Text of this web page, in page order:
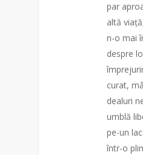
par
altă
n-o mai
despre
curat,
dealuri
umblă
pe-un
într-o